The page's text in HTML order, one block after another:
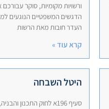
ורשויות מקומיות, סוקר
הדגשים המשפטיים הנוגעים
העדר חובות מאת הרשות
קרא עוד »
היטל השבחה
סעיף 196א לחוק התכנון